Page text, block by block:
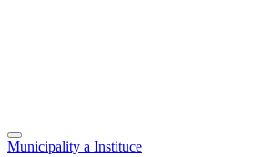
Municipality a Instituce